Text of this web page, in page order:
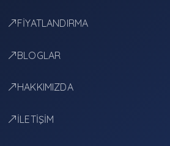
FİYATLANDIRMA
BLOGLAR
HAKKIMIZDA
İLETİŞİM